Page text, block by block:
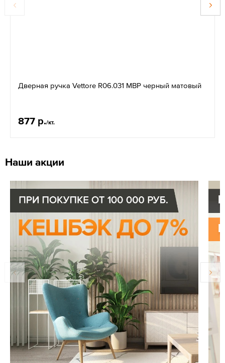
Дверная ручка Vettore R06.031 MBP черный матовый
877 р./кт.
Наши акции